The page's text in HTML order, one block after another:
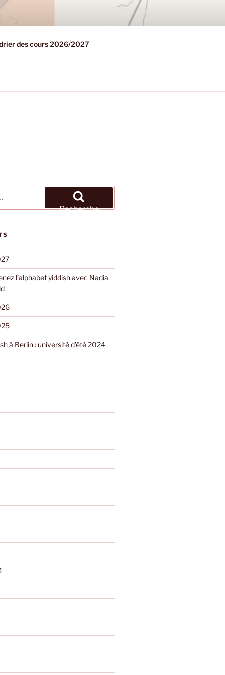
des cours 2026/2027
Recherche
l’alphabet yiddish avec Nadia
à Berlin : université d’été 2024